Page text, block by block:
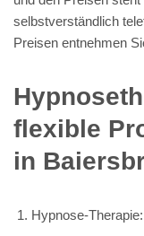
selbstverständlich
Preisen entnehmen
flexible
in
Hypnose-